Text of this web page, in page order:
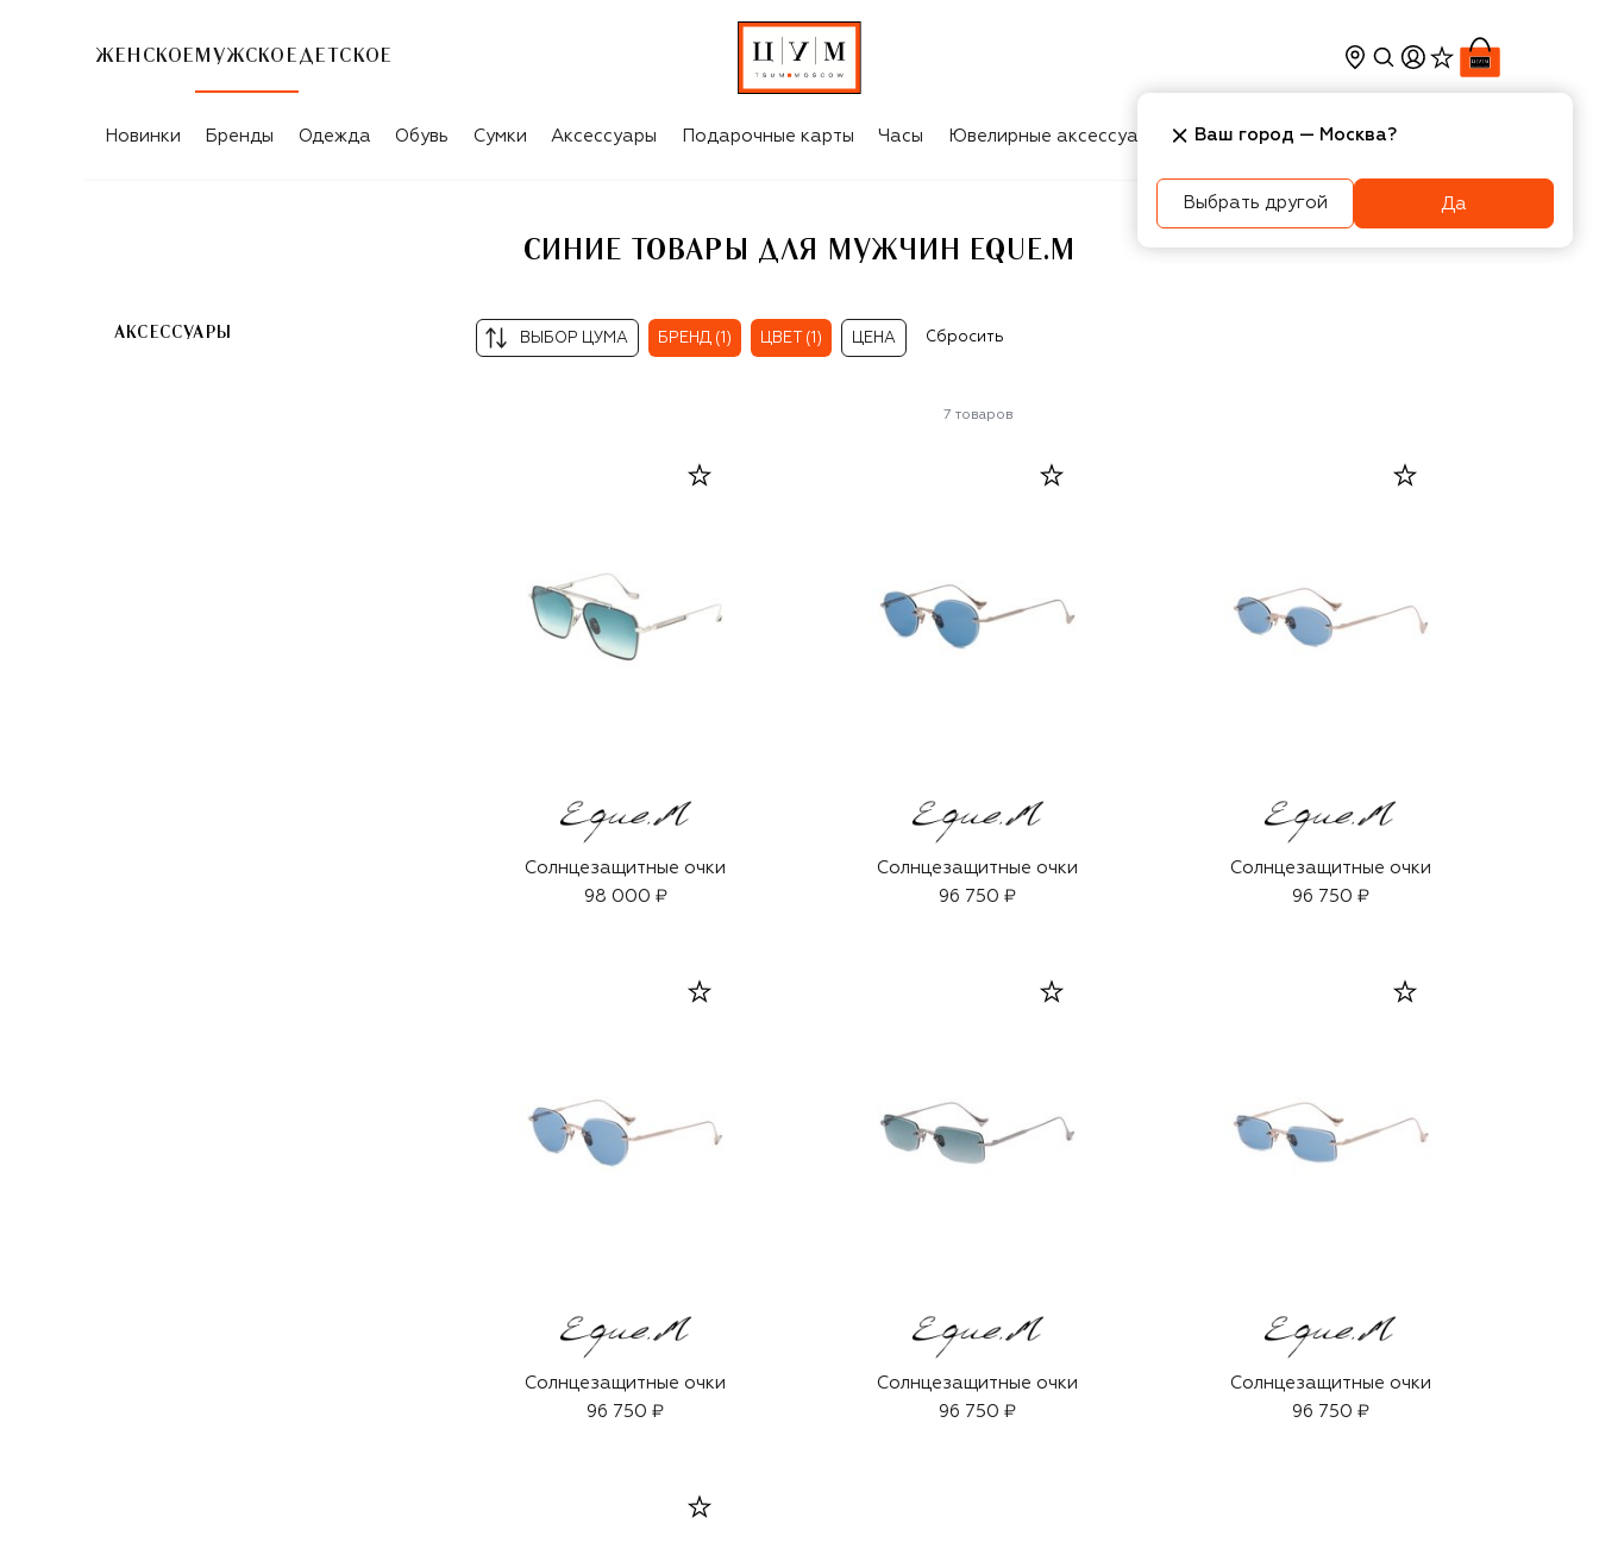
ЖЕНСКОЕ МУЖСКОЕ ДЕТСКОЕ
СИНИЕ ТОВАРЫ ДЛЯ МУЖЧИН EQUE.M
Новинки Бренды Одежда Обувь Сумки Аксессуары Подарочные карты Часы Ювелирные аксессуары Косметика Интерьер
СИНИЕ ТОВАРЫ ДЛЯ МУЖЧИН EQUE.M
АКСЕССУАРЫ ВЫБОР ЦУМА БРЕНД (1) ЦВЕТ (1) ЦЕНА Сбросить
7 товаров
Солнцезащитные очки
98 000 ₽
Солнцезащитные очки
96 750 ₽
Солнцезащитные очки
96 750 ₽
Солнцезащитные очки
96 750 ₽
Солнцезащитные очки
96 750 ₽
Солнцезащитные очки
96 750 ₽
Ваш город — Москва?
Выбрать другой Да